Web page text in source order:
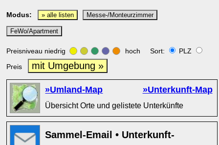
Modus: » alle listen Messe-/Monteurzimmer
FeWo/Apartment
Preisniveau niedrig hoch Sort:
PLZ
Preis
mit Umgebung »
»Umland-Map »Unterkunft-Map
Übersicht Orte und gelistete Unterkünfte
Sammel-Email • Unterkunft-